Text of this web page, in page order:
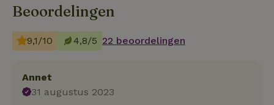
Beoordelingen
9,1/10 4,8/5 22 beoordelingen
Annet
31 augustus 2023